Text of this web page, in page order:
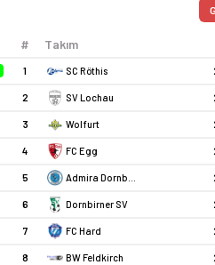
# Takım
1 SC Röthis
2 SV Lochau
3 Wolfurt
4 FC Egg
5
6 Dornbirner SV
7 FC Hard
8 BW Feldkirch